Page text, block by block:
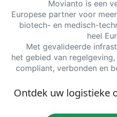
Movianto is een
Europesepartner voor meer
biotech- en medisch-
heel
Met gevalideerde
het gebied van regelgeving,
compliant, verbonden en
Ontdek uw logistieke